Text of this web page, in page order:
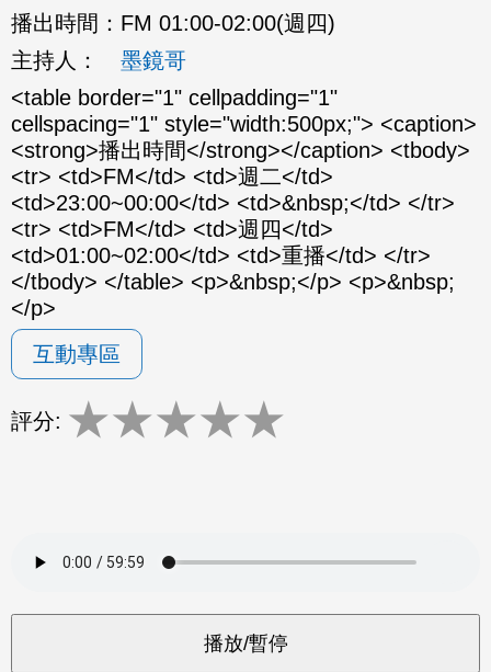
播出時間： FM 01:00-02:00(週四)
主持人：
墨鏡哥
<table border="1" cellpadding="1"
cellspacing="1" style="width:500px;"> <caption>
<strong>播出時間</strong></caption> <tbody>
<tr> <td>FM</td> <td>週二</td>
<td>23:00~00:00</td> <td>&nbsp;</td> </tr>
<tr> <td>FM</td> <td>週四</td>
<td>01:00~02:00</td> <td>重播</td> </tr>
</tbody> </table> <p>&nbsp;</p> <p>&nbsp;
</p>
互動專區
評分: ★★★★★